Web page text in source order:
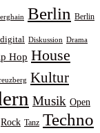
Berlin Berlin
digital Diskussion Drama
Hop House
Kultur
Musik Open
Rock Tanz Techno